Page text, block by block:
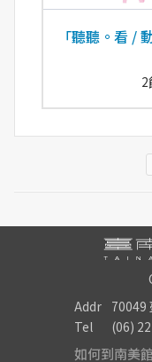
「聽聽。看 /
2
Addr 70049
Tel
(06)
如何到南美館